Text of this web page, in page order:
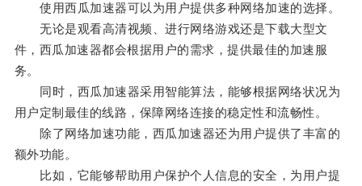
使用西瓜加速器可以为用户提供多种网络加速的选择。
无论是观看高清视频、进行网络游戏还是下载大型文
件，西瓜加速器都会根据用户的需求，提供最佳的加速服
务。
同时，西瓜加速器采用智能算法，能够根据网络状况为
用户定制最佳的线路，保障网络连接的稳定性和流畅性。
除了网络加速功能，西瓜加速器还为用户提供了丰富的
额外功能。
比如，它能够帮助用户保护个人信息的安全，为用户提